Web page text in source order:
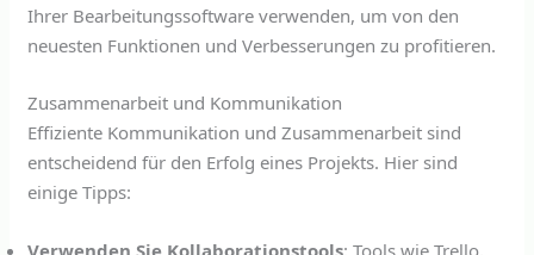
Ihrer Bearbeitungssoftware verwenden, um von den
neuesten Funktionen und Verbesserungen zu profitieren.
Zusammenarbeit und Kommunikation
Effiziente Kommunikation und Zusammenarbeit sind
entscheidend für den Erfolg eines Projekts. Hier sind
einige Tipps:
Verwenden Sie Kollaborationstools: Tools wie Trello,